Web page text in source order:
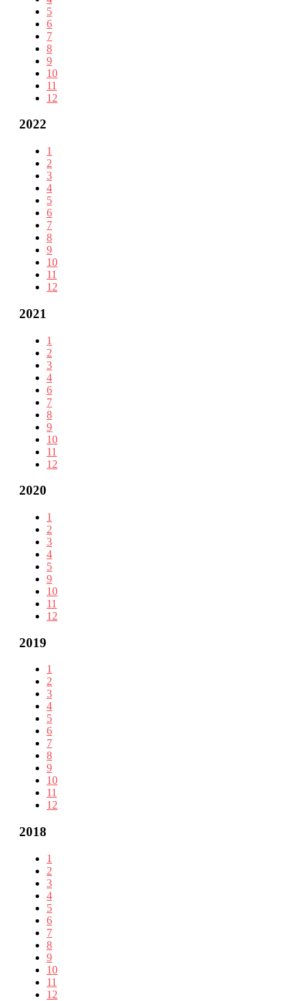
5
6
7
8
9
10
11
12
2022
1
2
3
4
5
6
7
8
9
10
11
12
2021
1
2
3
4
6
7
8
9
10
11
12
2020
1
2
3
4
5
9
10
11
12
2019
1
2
3
4
5
6
7
8
9
10
11
12
2018
1
2
3
4
5
6
7
8
9
10
11
12